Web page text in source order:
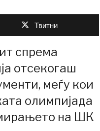
Твитни
спрема
отсекогаш
меѓу кои
олимпијада
на ШК